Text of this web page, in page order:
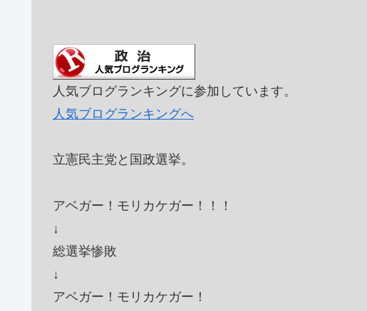
人気ブログランキングに参加しています。
人気ブログランキングへ
立憲民主党と国政選挙。
アベガー！モリカケガー！！！
↓
総選挙惨敗
↓
アベガー！モリカケガー！